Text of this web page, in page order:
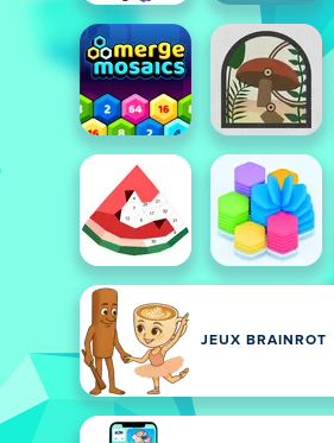
JEUX BRAINROT